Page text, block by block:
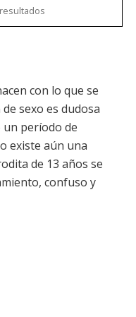
con lo que se
sexo es dudosa
un período de
existe aún una
de 13 años se
confuso y